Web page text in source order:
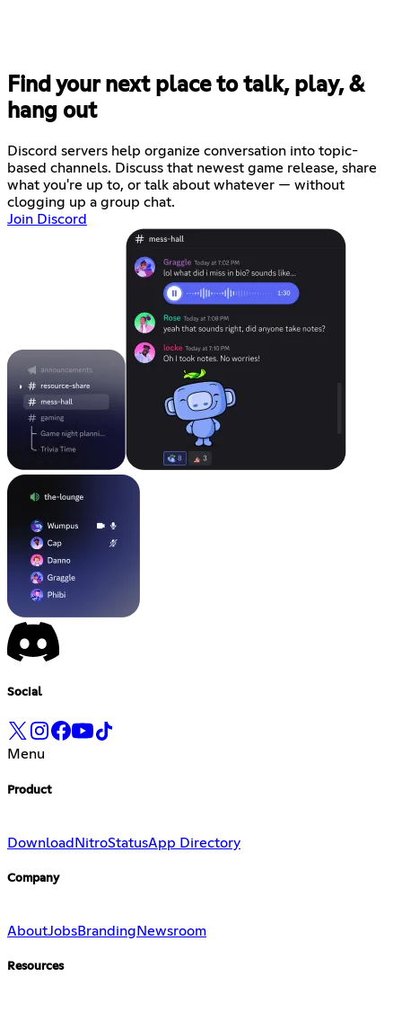
Find your next place to talk, play, &
hang out
Discord servers help organize conversation into topic-
based channels. Discuss that newest game release, share
what you're up to, or talk about whatever — without
clogging up a group chat.
Join Discord
Social
Menu
Product
Download NitroStatusApp Directory
Company
AboutJobsBranding Newsroom
Resources